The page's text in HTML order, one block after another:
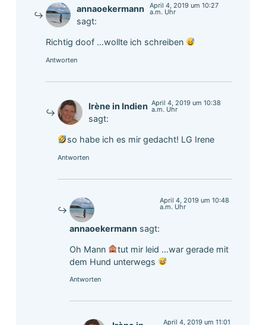
annaoekermann
sagt:
April 4, 2019 um 10:27
a.m. Uhr
Richtig doof …wollte ich schreiben
Antworten
Irène in Indien
sagt:
April 4, 2019 um 10:38
a.m. Uhr
so habe ich es mir gedacht! LG Irene
Antworten
annaoekermann sagt:
April 4, 2019 um 10:48
a.m. Uhr
Oh Mann
tut mir leid …war gerade mit
dem Hund unterwegs
Antworten
April 4, 2019 um 11:01